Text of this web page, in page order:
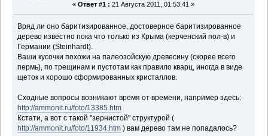
« Ответ #1 : 21 Августа 2011, 01:53:41 »
Вряд ли оно баритизированное, достоверное баритизированное
дерево известно пока что только из Крыма (керченский пол-в) и
Германии (Steinhardt).
Ваши кусочки похожи на палеозойскую древесину (скорее всего
пермь), по трещинам и пустотам как правило кварц, иногда в виде
щеток и хорошо сформированных кристаллов.
Сходные вопросы возникают время от времени, например здесь:
http://ammonit.ru/foto/13385.htm
Кстати, а вот с такой "зернистой" структурой (
http://ammonit.ru/foto/11934.htm ) вам дерево там не попадалось?